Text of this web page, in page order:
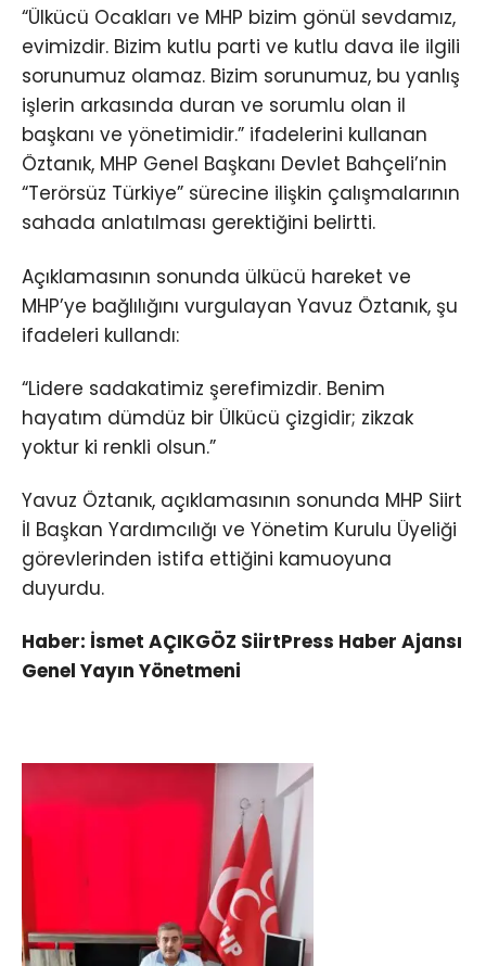
“Ülkücü Ocakları ve MHP bizim gönül sevdamız,
evimizdir. Bizim kutlu parti ve kutlu dava ile ilgili
sorunumuz olamaz. Bizim sorunumuz, bu yanlış
işlerin arkasında duran ve sorumlu olan il
başkanı ve yönetimidir.” ifadelerini kullanan
Öztanık, MHP Genel Başkanı Devlet Bahçeli’nin
“Terörsüz Türkiye” sürecine ilişkin çalışmalarının
sahada anlatılması gerektiğini belirtti.
Açıklamasının sonunda ülkücü hareket ve
MHP’ye bağlılığını vurgulayan Yavuz Öztanık, şu
ifadeleri kullandı:
“Lidere sadakatimiz şerefimizdir. Benim
hayatım dümdüz bir Ülkücü çizgidir; zikzak
yoktur ki renkli olsun.”
Yavuz Öztanık, açıklamasının sonunda MHP Siirt
İl Başkan Yardımcılığı ve Yönetim Kurulu Üyeliği
görevlerinden istifa ettiğini kamuoyuna
duyurdu.
Haber: İsmet AÇIKGÖZ SiirtPress Haber Ajansı
Genel Yayın Yönetmeni